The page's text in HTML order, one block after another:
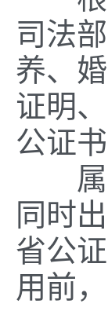
司法
养、
证明
公证书
属于
同时
省公
用前